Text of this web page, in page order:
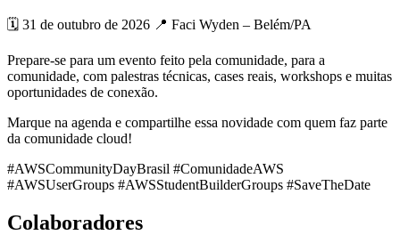
🗓️ 31 de outubro de 2026 📍 Faci Wyden – Belém/PA
Prepare-se para um evento feito pela comunidade, para a
comunidade, com palestras técnicas, cases reais, workshops e muitas
oportunidades de conexão.
Marque na agenda e compartilhe essa novidade com quem faz parte
da comunidade cloud!
#AWSCommunityDayBrasil #ComunidadeAWS
#AWSUserGroups #AWSStudentBuilderGroups #SaveTheDate
Colaboradores